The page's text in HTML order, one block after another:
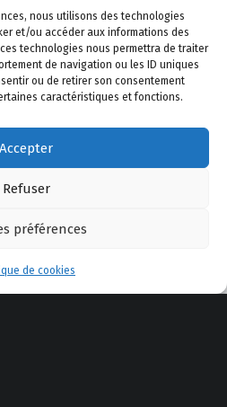
nous utilisons des technologies
et/ou accéder aux informations des
technologies nous permettra de traiter
de navigation ou les ID uniques
ou de retirer son consentement
caractéristiques et fonctions.
Accepter
Refuser
préférences
de cookies
Menu